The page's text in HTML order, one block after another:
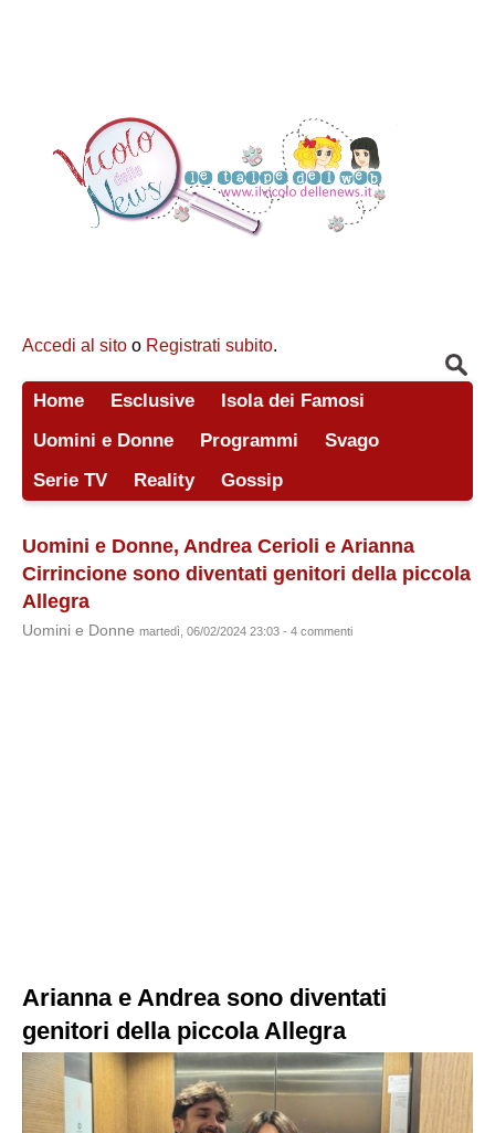
Accedi al sito o Registrati subito.
Home Esclusive
Isola dei Famosi
Uomini e Donne
Programmi
Svago
Serie TV
Reality Gossip
Uomini e Donne, Andrea Cerioli e Arianna
Cirrincione sono diventati genitori della piccola
Allegra
Uomini e Donne martedì, 06/02/2024 23:03 - 4 commenti
Arianna e Andrea sono diventati
genitori della piccola Allegra